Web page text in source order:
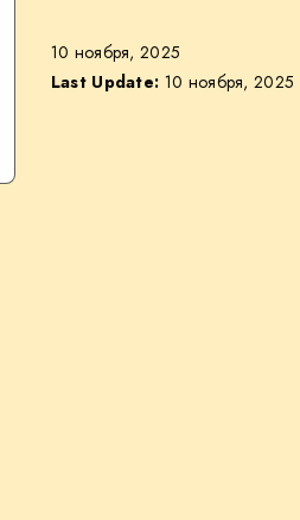
10 ноября, 2025
Last Update: 10 ноября, 2025